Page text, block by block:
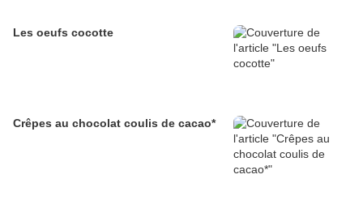
Les oeufs cocotte
Crêpes au chocolat coulis de cacao*